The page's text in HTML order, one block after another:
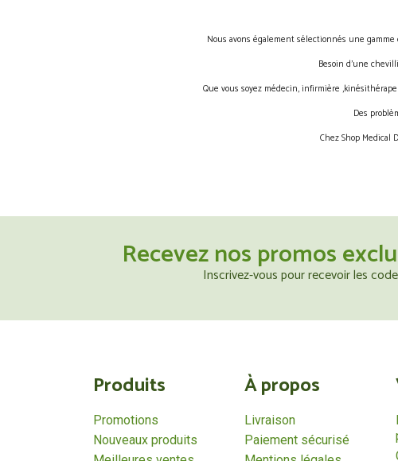
Nous avons également sélectionnés une
Besoin d’une
Que vous soyez médecin, infirmière
Des
Chez Shop
Recevez nos promos
Inscrivez-vous pour recevoir les
Produits
Promotions
Nouveaux produits
À propos
Livraison
Paiement sécurisé